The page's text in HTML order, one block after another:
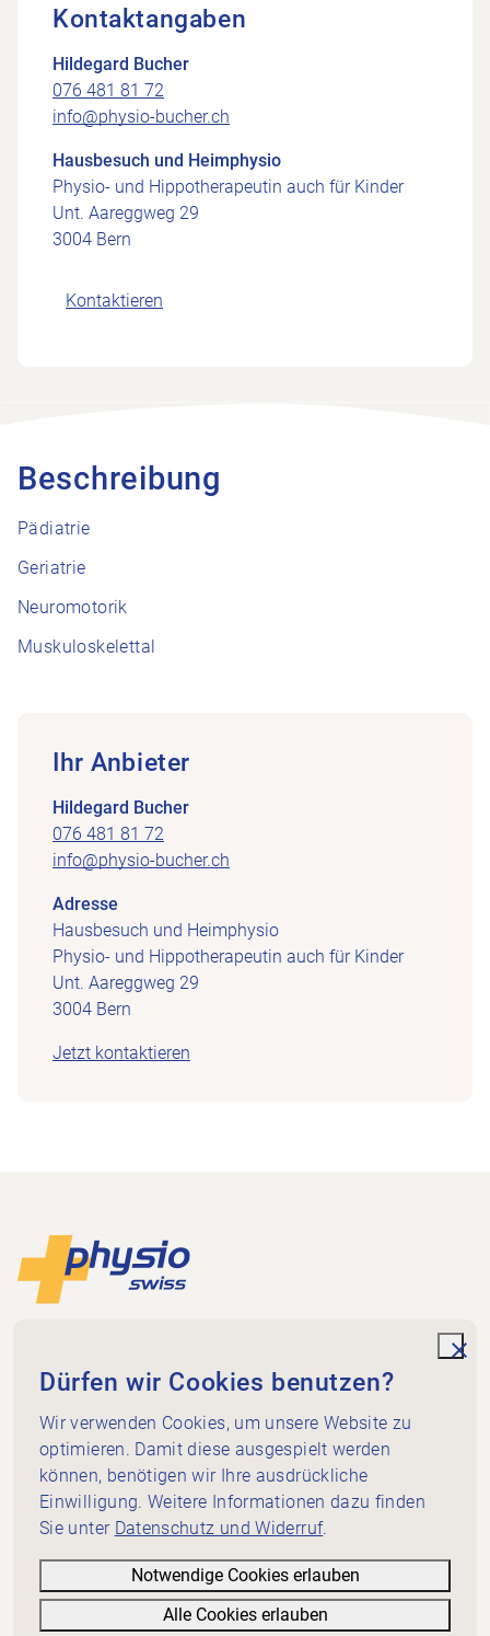
Kontaktangaben
Hildegard Bucher
076 481 81 72
info@physio-bucher.ch
Hausbesuch und Heimphysio
Physio- und Hippotherapeutin auch für Kinder
Unt. Aareggweg 29
3004 Bern
Kontaktieren
Beschreibung
Pädiatrie
Geriatrie
Neuromotorik
Muskuloskelettal
Ihr Anbieter
Hildegard Bucher
076 481 81 72
info@physio-bucher.ch
Adresse
Hausbesuch und Heimphysio
Physio- und Hippotherapeutin auch für Kinder
Unt. Aareggweg 29
3004 Bern
Jetzt kontaktieren
Footer
Dammweg 3
3013 Bern
+41 58 255 36 00
info@physioswiss.ch
Social Media
Wichtiges
Wissen
Dienstleistungen
Über Physioswiss
Dürfen wir Cookies benutzen?
Wir verwenden Cookies, um unsere Website zu
optimieren. Damit diese ausgespielt werden
können, benötigen wir Ihre ausdrückliche
Einwilligung. Weitere Informationen dazu finden
Sie unter Datenschutz und Widerruf.
Notwendige Cookies erlauben
Alle Cookies erlauben